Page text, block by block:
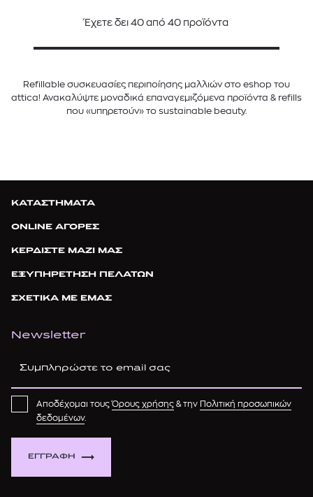
Έχετε δει 40 από 40 προϊόντα
Refillable συσκευασίες περιποίησης μαλλιών στο eshop του
attica! Ανακαλύψτε μοναδικά επαναγεμιζόμενα προϊόντα & refills
που «υπηρετούν» το sustainable beauty.
ΚΑΤΑΣΤΗΜΑΤΑ
ONLINE ΑΓΟΡΕΣ
ΚΕΡΔΙΣΤΕ ΜΑΖΙ ΜΑΣ
ΕΞΥΠΗΡΕΤΗΣΗ ΠΕΛΑΤΩΝ
ΣΧΕΤΙΚΑ ΜΕ ΕΜΑΣ
Newsletter
ΕΓΓΡΑΦΗ
Αποδέχομαι τουςΌρους χρήσης & την Πολιτική προσωπικών
δεδομένων.